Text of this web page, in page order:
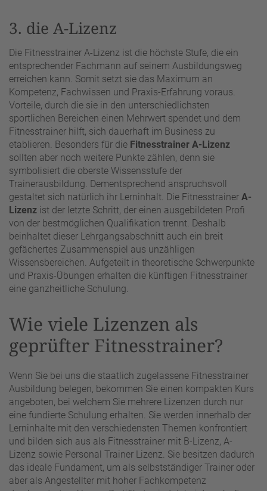
3. die A-Lizenz
Die Fitnesstrainer A-Lizenz ist die höchste Stufe, die ein
entsprechender Fachmann auf seinem Ausbildungsweg
erreichen kann. Somit setzt sie das Maximum an
Kompetenz, Fachwissen und Praxis-Erfahrung voraus.
Vorteile, durch die sie in den unterschiedlichsten
sportlichen Bereichen einen Mehrwert spendet und dem
Fitnesstrainer hilft, sich dauerhaft im Business zu
etablieren. Besonders für die Fitnesstrainer A-Lizenz
sollten aber noch weitere Punkte zählen, denn sie
symbolisiert die oberste Wissensstufe der
Trainerausbildung. Dementsprechend anspruchsvoll
gestaltet sich natürlich ihr Lerninhalt. Die Fitnesstrainer A-
Lizenz ist der letzte Schritt, der einen ausgebildeten Profi
von der bestmöglichen Qualifikation trennt. Deshalb
beinhaltet dieser Lehrgangsabschnitt auch ein breit
gefächertes Zusammenspiel aus unzähligen
Wissensbereichen. Aufgeteilt in theoretische Schwerpunkte
und Praxis-Übungen erhalten die künftigen Fitnesstrainer
eine ganzheitliche Schulung.
Wie viele Lizenzen als
geprüfter Fitnesstrainer?
Wenn Sie bei uns die staatlich zugelassene Fitnesstrainer
Ausbildung belegen, bekommen Sie einen kompakten Kurs
angeboten, bei welchem Sie mehrere Lizenzen durch nur
eine fundierte Schulung erhalten. Sie werden innerhalb der
Lerninhalte mit den verschiedensten Themen konfrontiert
und bilden sich aus als Fitnesstrainer mit B-Lizenz, A-
Lizenz sowie Personal Trainer Lizenz. Sie besitzen dadurch
das ideale Fundament, um als selbstständiger Trainer oder
aber als Angestellter mit hoher Fachkompetenz